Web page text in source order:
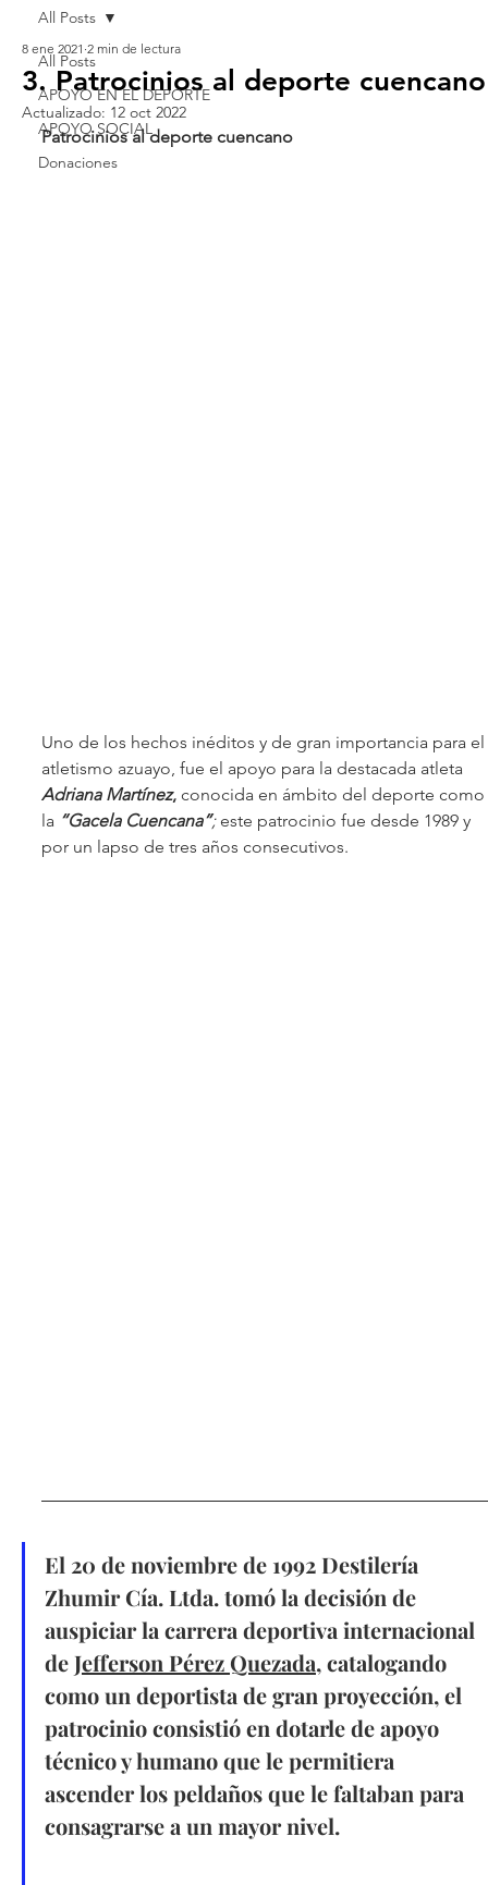
All Posts
APOYO EN EL DEPORTE
APOYO SOCIAL
Donaciones
All Posts
3. Patrocinios al deporte cuencano
8 ene 2021 2 min de lectura
Actualizado: 12 oct 2022
Patrocinios al deporte cuencano
Uno de los hechos inéditos y de gran importancia para el
atletismo azuayo, fue el apoyo para la destacada atleta
Adriana Martínez, conocida en ámbito del deporte como
la “Gacela Cuencana”; este patrocinio fue desde 1989 y
por un lapso de tres años consecutivos.
El 20 de noviembre de 1992 Destilería
Zhumir Cía. Ltda. tomó la decisión de
auspiciar la carrera deportiva internacional
de Jefferson Pérez Quezada, catalogando
como un deportista de gran proyección, el
patrocinio consistió en dotarle de apoyo
técnico y humano que le permitiera
ascender los peldaños que le faltaban para
consagrarse a un mayor nivel.